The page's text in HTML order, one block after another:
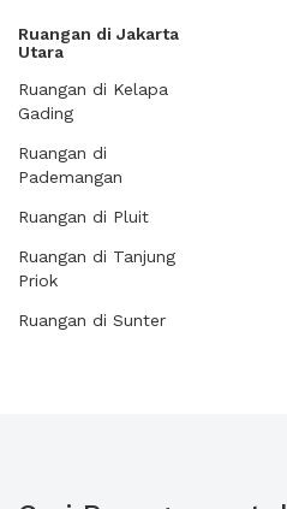
Ruangan di Jakarta
Utara
Ruangan di Kelapa
Gading
Ruangan di
Pademangan
Ruangan di Pluit
Ruangan di Tanjung
Priok
Ruangan di Sunter